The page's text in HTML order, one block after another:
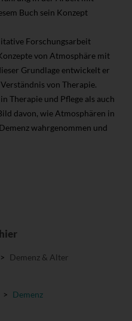
Buch sein Konzept
Forschungsarbeit
von Atmosphäre mit
Grundlage entwickelt er
von Therapie.
Therapie und Pflege als auch
davon, wie Atmosphären in
wahrgenommen und
> Demenz & Alter
> Demenz